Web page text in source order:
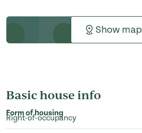
Show map
Basic house info
Form of housing
Right-of-occupancy